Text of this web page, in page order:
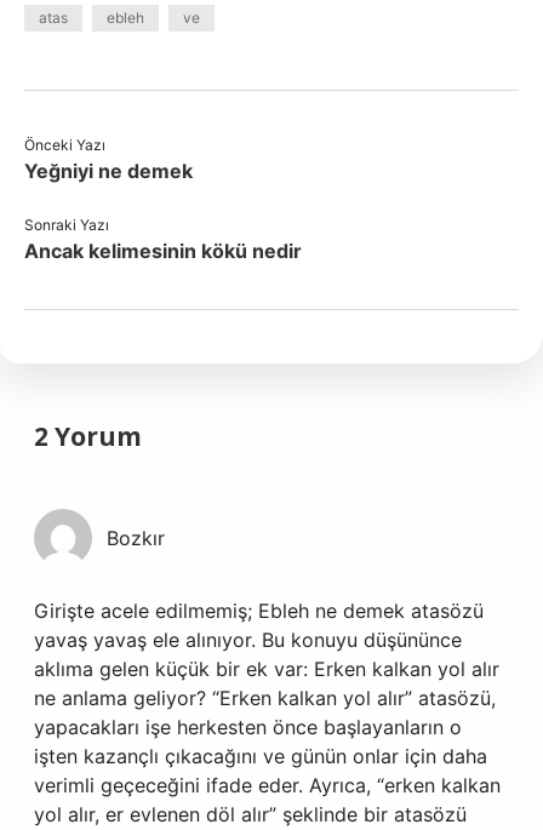
atas ebleh ve
Önceki Yazı
Yeğniyi ne demek
Sonraki Yazı
Ancak kelimesinin kökü nedir
2 Yorum
Bozkır
Girişte acele edilmemiş; Ebleh ne demek atasözü
yavaş yavaş ele alınıyor. Bu konuyu düşününce
aklıma gelen küçük bir ek var: Erken kalkan yol alır
ne anlama geliyor? “Erken kalkan yol alır” atasözü,
yapacakları işe herkesten önce başlayanların o
işten kazançlı çıkacağını ve günün onlar için daha
verimli geçeceğini ifade eder. Ayrıca, “erken kalkan
yol alır, er evlenen döl alır” şeklinde bir atasözü